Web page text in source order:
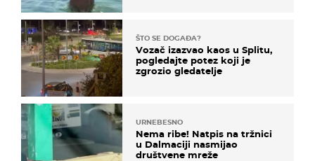
ŠTO SE DOGAĐA?
Vozač izazvao kaos u Splitu,
pogledajte potez koji je
zgrozio gledatelje
URNEBESNO
Nema ribe! Natpis na tržnici
u Dalmaciji nasmijao
društvene mreže